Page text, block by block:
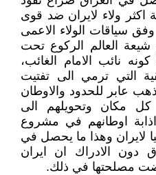
ولاء لايران ضد قوى
سياقات الولاء الاعمى
العالم الركوع تحت
نائب الامام الغائب،
التي ترمي الى تفتيت
عابر للحدود والاوطان
كل مكان وتحويلهم الى
اوطانهم في مشروع
لايران وهذا ما يحصل في
دون الادراك ان ايران
مصلحتها في ذلك.